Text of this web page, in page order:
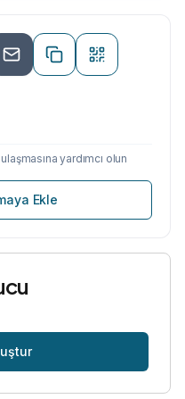
yardımcı olun
Ekle